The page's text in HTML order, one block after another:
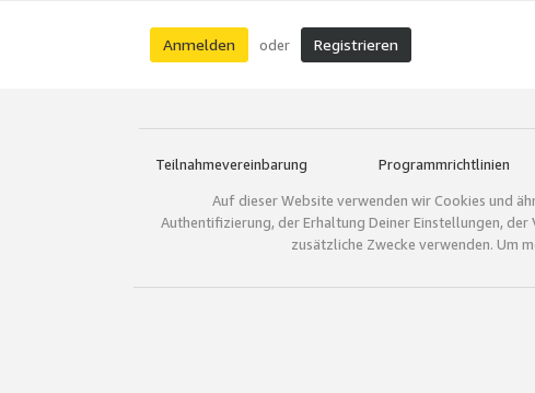
Anmelden oder Registrieren
Teilnahmevereinbarung Programmrichtlinien
Auf dieser Website verwenden wir Cookies und
Authentifizierung, der Erhaltung Deiner Einstellungen,
zusätzliche Zwecke verwenden. Um